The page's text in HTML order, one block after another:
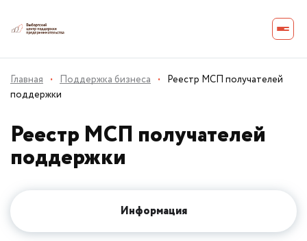
Главная · Поддержка бизнеса · Реестр МСП получателей
поддержки
Реестр МСП получателей
поддержки
Информация